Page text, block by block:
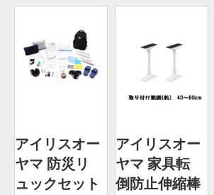
アイリスオー
ヤマ 防災リ
ュックセット
アイリスオー
ヤマ 家具転
倒防止伸縮棒